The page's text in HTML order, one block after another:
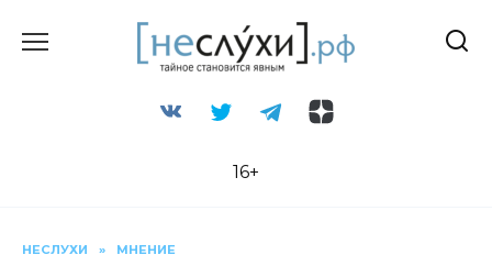
16+
НЕСЛУХИ » МНЕНИЕ